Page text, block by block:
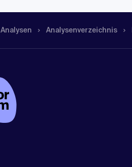
Analysen Analysen­verzeichnis